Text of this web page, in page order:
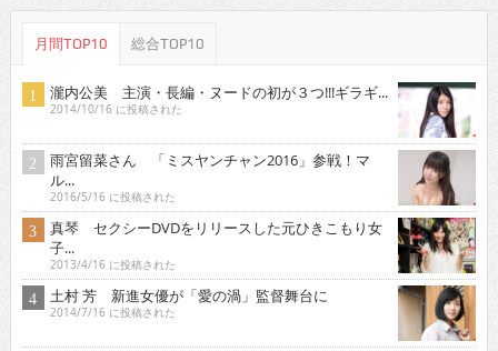
月間TOP10 総合TOP10
瀧内公美 主演・長編・ヌードの初が３つ!!!ギラギ...
2014/10/16 に投稿された
雨宮留菜さん 「ミスヤンチャン2016」参戦！マ
ル...
2016/5/16 に投稿された
真琴 セクシーDVDをリリースした元ひきこもり女
子...
2013/4/16 に投稿された
土村 芳 新進女優が「愛の渦」監督舞台に
2014/7/16 に投稿された